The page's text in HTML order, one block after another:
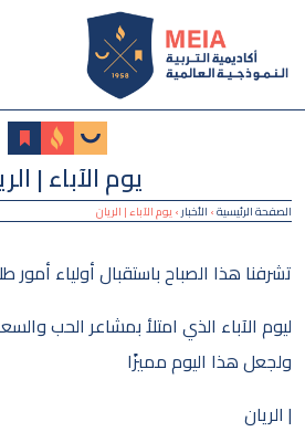
يوم الآباء |
الصفحة الرئيسية› الأخبار›يوم الآباء | الريان
تشرفنا هذا الصباح باستقبال أولياء أمور
ليوم الآباء الذي امتلأ بمشاعر الحب
ولجعل هذا اليوم مميزًا
| الريان